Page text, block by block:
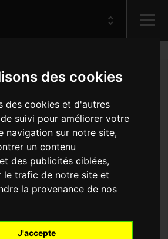
des cookies
des cookies et d'autres
suivi pour améliorer votre
navigation sur notre site,
un contenu
des publicités ciblées,
le trafic de notre site et
la provenance de nos
J'accepte
Audio &
Lighting